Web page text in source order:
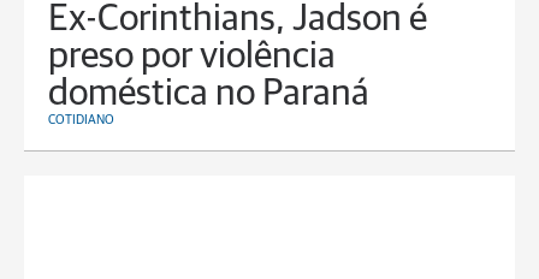
Ex-Corinthians, Jadson é
preso por violência
doméstica no Paraná
COTIDIANO